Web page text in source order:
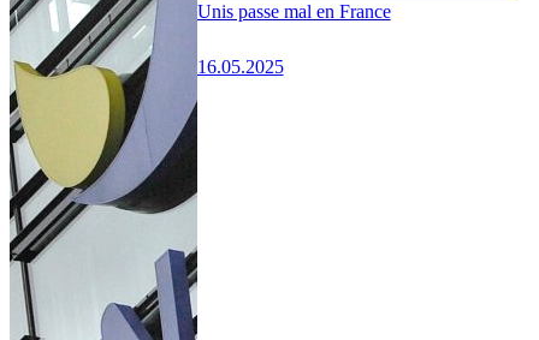
Unis passe mal en France
16.05.2025